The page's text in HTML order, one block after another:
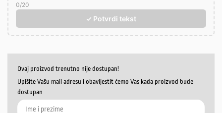
0/20
✓ Potvrdi tekst
Ovaj proizvod trenutno nije dostupan!
Upišite Vašu mail adresu i obavijestit ćemo Vas kada proizvod bude
dostupan